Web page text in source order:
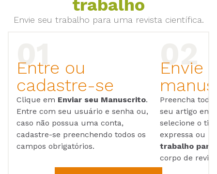
trabalho
Envie seu trabalho para uma revista científica.
Entre ou
cadastre-se
Clique em Enviar seu Manuscrito.
Entre com seu usuário e senha ou,
caso não possua uma conta,
cadastre-se preenchendo todos os
campos obrigatórios.
Envie
Preencha
seu artigo em
selecione o
expressa ou
trabalho para
corpo de